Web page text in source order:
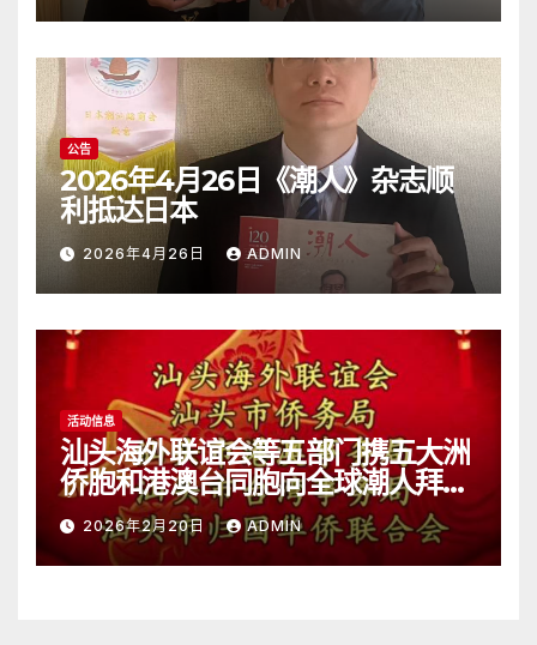
公告
2026年4月26日《潮人》杂志顺
利抵达日本
2026年4月26日 ADMIN
活动信息
汕头海外联谊会等五部门携五大洲
侨胞和港澳台同胞向全球潮人拜
年！
2026年2月20日 ADMIN